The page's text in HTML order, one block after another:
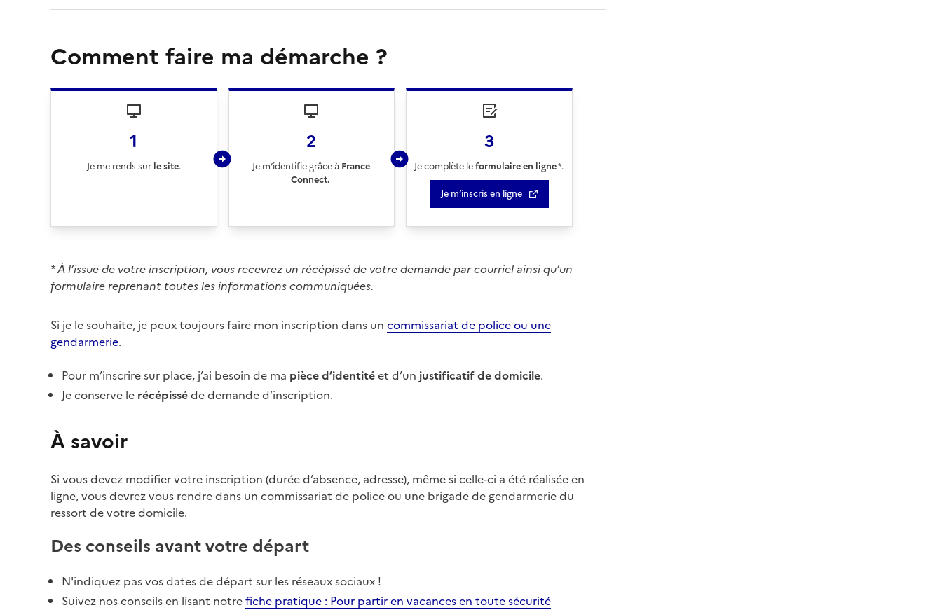
Comment faire ma démarche ?
1
Je me rends surle site.
2
Je m’identifie grâce à France
Connect.
3
Je complète leformulaire en ligne*.
Je m’inscris en ligne
* À l’issue de votre inscription, vous recevrez un récépissé de votre demande par courriel ainsi qu’un
formulaire reprenant toutes les informations communiquées.
Si je le souhaite, je peux toujours faire mon inscription dans un commissariat de police ou une
gendarmerie.
Pour m’inscrire sur place, j’ai besoin de ma pièce d’identitéet d’un justificatif de domicile.
Je conserve le récépisséde demande d’inscription.
À savoir
Si vous devez modifier votre inscription (durée d’absence, adresse), même si celle-ci a été réalisée en
ligne, vous devrez vous rendre dans un commissariat de police ou une brigade de gendarmerie du
ressort de votre domicile.
Des conseils avant votre départ
N'indiquez pas vos dates de départ sur les réseaux sociaux !
Suivez nos conseils en lisant notrefiche pratique : Pour partir en vacances en toute sécurité